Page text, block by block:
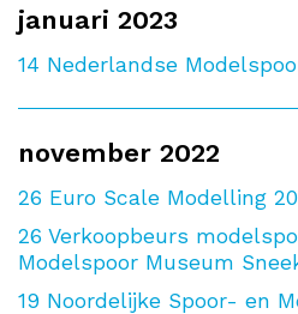
januari 2023
14 Nederlandse
november 2022
26 Euro Scale Modelling
26 Verkoopbeurs
Modelspoor Museum
19 Noordelijke Spoor- en